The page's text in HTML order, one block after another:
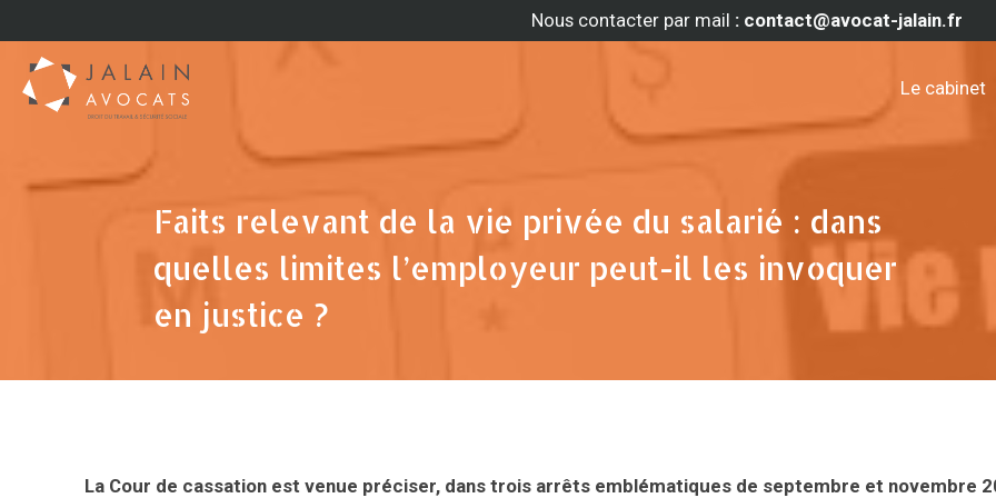
Nous contacter par mail : contact@avocat-jalain.fr
Le cabinet
Faits relevant de la vie privée du salarié : dans
quelles limites l’employeur peut-il les invoquer
en justice ?
La Cour de cassation est venue préciser, dans trois arrêts emblématiques de septembre et novembre